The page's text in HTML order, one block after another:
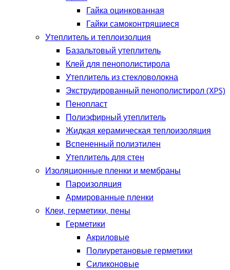
Гайка оцинкованная
Гайки самоконтрящиеся
Утеплитель и теплоизолция
Базальтовый утеплитель
Клей для пенополистирола
Утеплитель из стекловолокна
Экструдированный пенополистирол (XPS)
Пенопласт
Полиэфирный утеплитель
Жидкая керамическая теплоизоляция
Вспененный полиэтилен
Утеплитель для стен
Изоляционные пленки и мембраны
Пароизоляция
Армированные пленки
Клеи, герметики, пены
Герметики
Акриловые
Полиуретановые герметики
Силиконовые